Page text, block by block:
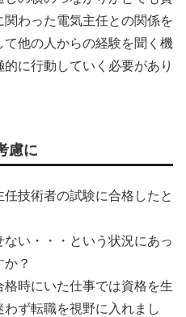
わった電気主任との関係を
他の人からの経験を聞く機
に行動していく必要があり
慮に
技術者の試験に合格したと
い・・・という状況にあっ
？
時にいた仕事では資格を生
ず転職を視野に入れまし